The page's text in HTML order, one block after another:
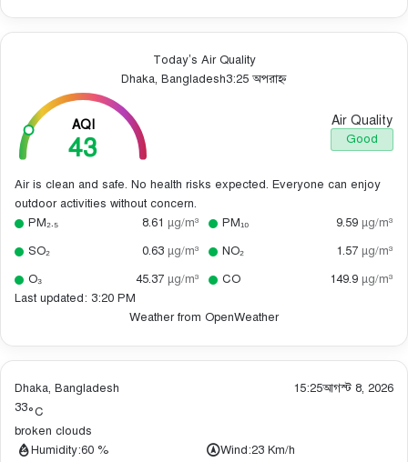
Today’s Air Quality
Dhaka, Bangladesh3:25 অপরাহ্ন
AQI
43
Air Quality
Good
Air is clean and safe. No health risks expected. Everyone can enjoy
outdoor activities without concern.
PM₂.₅
8.61 µg/m³ PM₁₀ 9.59 µg/m³
SO₂
0.63 µg/m³ NO₂ 1.57 µg/m³
O₃
45.37 µg/m³ CO 149.9 µg/m³
Last updated: 3:20 PM
Weather from OpenWeather
Dhaka, Bangladesh 15:25আগস্ট 8, 2026
33°C
broken clouds
Humidity:60 % Wind:23 Km/h